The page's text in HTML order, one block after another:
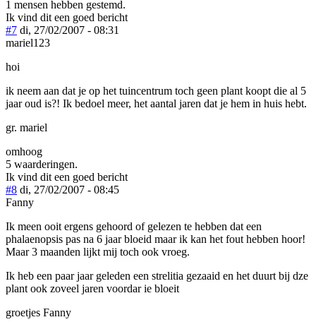
1 mensen hebben gestemd.
Ik vind dit een goed bericht
#7 di, 27/02/2007 - 08:31
mariel123
hoi
ik neem aan dat je op het tuincentrum toch geen plant koopt die al 5
jaar oud is?! Ik bedoel meer, het aantal jaren dat je hem in huis hebt.
gr. mariel
omhoog
5 waarderingen.
Ik vind dit een goed bericht
#8 di, 27/02/2007 - 08:45
Fanny
Ik meen ooit ergens gehoord of gelezen te hebben dat een
phalaenopsis pas na 6 jaar bloeid maar ik kan het fout hebben hoor!
Maar 3 maanden lijkt mij toch ook vroeg.
Ik heb een paar jaar geleden een strelitia gezaaid en het duurt bij dze
plant ook zoveel jaren voordar ie bloeit
groetjes Fanny